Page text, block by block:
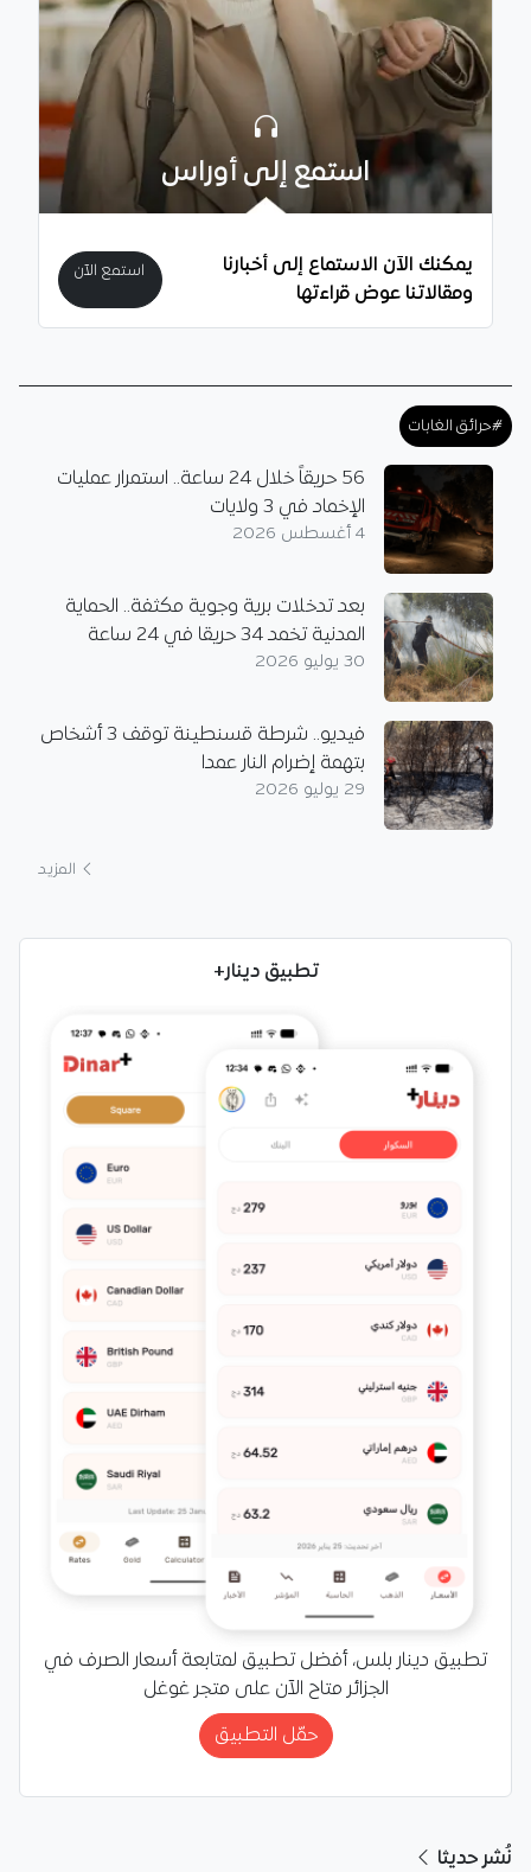
استمع إلى أوراس
يمكنك الآن الاستماع إلى أخبارنا
ومقالاتنا عوض قراءتها
استمع الآن
#حرائق الغابات
56 حريقاً خلال 24 ساعة.. استمرار عمليات
الإخماد في 3 ولايات
4 أغسطس 2026
بعد تدخلات برية وجوية مكثفة.. الحماية
المدنية تخمد 34 حريقا في 24 ساعة
30 يوليو 2026
فيديو.. شرطة قسنطينة توقف 3 أشخاص
بتهمة إضرام النار عمدا
29 يوليو 2026
المزيد
تطبيق دينار+
تطبيق دينار بلس، أفضل تطبيق لمتابعة أسعار الصرف في
الجزائر متاح الآن على متجر غوغل
حمّل التطبيق
نُشر حديثا